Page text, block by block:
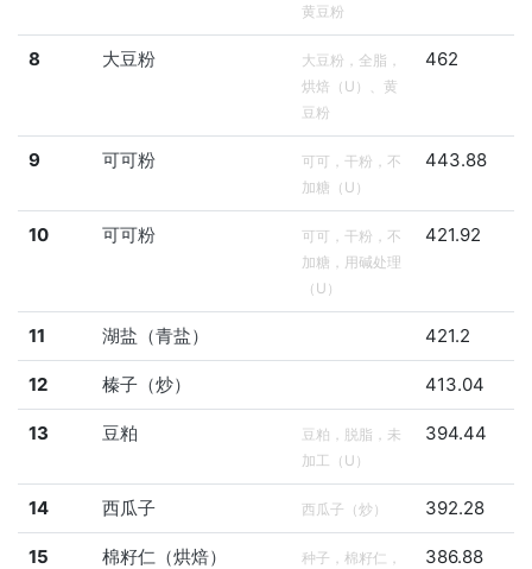
黄豆粉
8 大豆粉
大豆粉，全脂，
烘焙（U）、黄
豆粉
462
9 可可粉
可可，干粉，不
加糖（U）
443.88
10 可可粉
可可，干粉，不
加糖，用碱处理
（U）
421.92
11 湖盐（青盐） 421.2
12 榛子（炒） 413.04
13 豆粕
豆粕，脱脂，未
加工（U）
394.44
14 西瓜子 西瓜子（炒） 392.28
15 棉籽仁（烘焙）
种子，棉籽仁，
386.88